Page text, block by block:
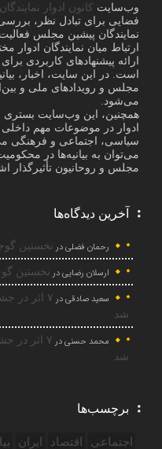
وب‌سایت کانون ادوار
فضایی برای تبادل نظر،
نمایندگان پیشین مجلس
ارتباط میان نمایندگان
ارائه پیشنهادهای کاربردی
است. در این سایت، اخبار،
مجلس و رویدادهای ملی و
می‌شود.
همچنین، این وب‌سایت بستری
ادوار در موضوعات مهم
سیاسی، اجتماعی و فرهنگی
می‌توان به بیانیه‌ها در
مجلس و روحانیون تأثیرگذار
آخرین دیدگاه‌ها
رحمان فضلیدر نخستین
ارسلان رضاییدر نخستین
سعید صادقیدر
۷ اثر در
شد
محمد حسنیدر
۷ اثر در
شد
برچسب‌ها
اجتماعی اقتصاد ایران